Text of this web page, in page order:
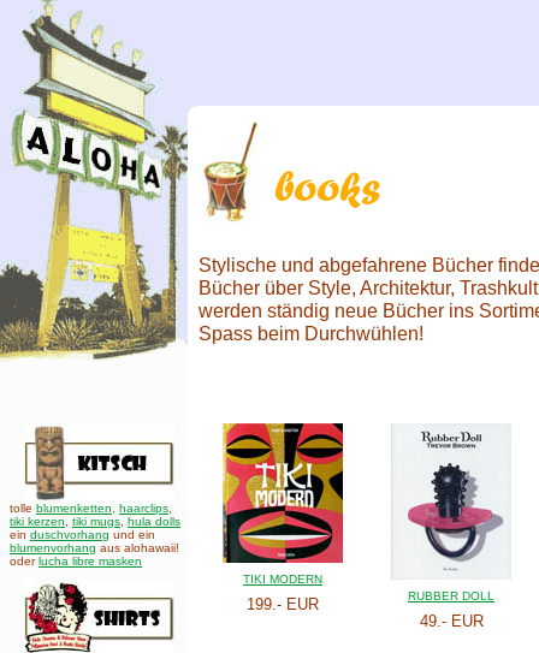
tolle blumenketten haarclips
tiki kerzen
tiki mugs hula dolls
ein duschvorhang und ein
blumenvorhang aus alohawaii!
oderlucha libre masken
Stylische und abgefahrene Bücher
Bücher über Style, Architektur,
werden ständig neue Bücher ins
Spass beim Durchwühlen!
TIKI MODERN
199.- EUR RUBBER DOLL
49.- EUR